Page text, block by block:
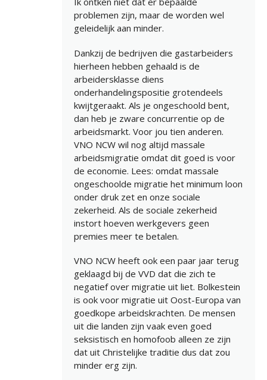
problemen zijn, maar de worden wel
geleidelijk aan minder.
Dankzij de bedrijven die gastarbeiders
hierheen hebben gehaald is de
arbeidersklasse diens
onderhandelingspositie grotendeels
kwijtgeraakt. Als je ongeschoold bent,
dan heb je zware concurrentie op de
arbeidsmarkt. Voor jou tien anderen.
VNO NCW wil nog altijd massale
arbeidsmigratie omdat dit goed is voor
de economie. Lees: omdat massale
ongeschoolde migratie het minimum loon
onder druk zet en onze sociale
zekerheid. Als de sociale zekerheid
instort hoeven werkgevers geen
premies meer te betalen.
VNO NCW heeft ook een paar jaar terug
geklaagd bij de VVD dat die zich te
negatief over migratie uit liet. Bolkestein
is ook voor migratie uit Oost-Europa van
goedkope arbeidskrachten. De mensen
uit die landen zijn vaak even goed
seksistisch en homofoob alleen ze zijn
dat uit Christelijke traditie dus dat zou
minder erg zijn.